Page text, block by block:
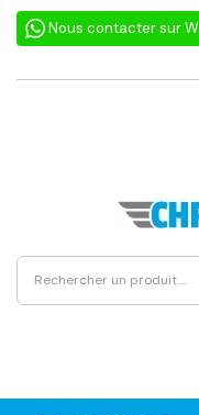
Nous contacter sur